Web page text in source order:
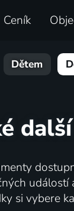
Ceník
Dětem
událostí
si vybere